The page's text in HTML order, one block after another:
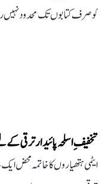
کو صرف کتابوں تک محدود نہیں
تخفیفِ اسلحہ پائیدار ترقی کے
ایٹمی ہتھیاروں کا خاتمہ محض ایک